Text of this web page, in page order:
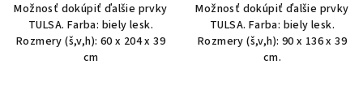
Možnosť dokúpiť ďalšie prvky
TULSA. Farba: biely lesk.
Rozmery (š,v,h): 60 x 204 x 39
cm
Možnosť dokúpiť ďalšie prvky
TULSA. Farba: biely lesk.
Rozmery (š,v,h): 90 x 136 x 39
cm.